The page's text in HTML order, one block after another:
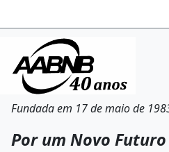
Fundada em 17 de maio de
Por um Novo Futuro